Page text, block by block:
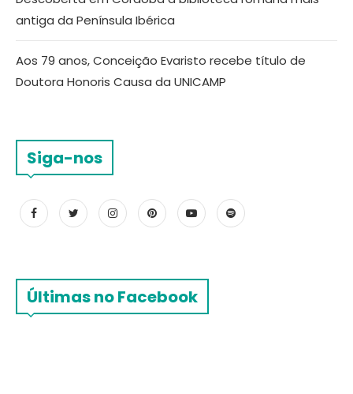
antiga da Península Ibérica
Aos 79 anos, Conceição Evaristo recebe título de
Doutora Honoris Causa da UNICAMP
Siga-nos
Últimas no Facebook